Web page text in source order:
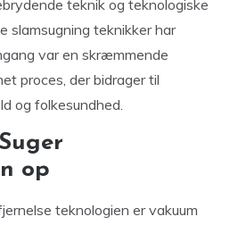
teknik og teknologiske
slamsugning teknikker har
var en skræmmende
proces, der bidrager til
og folkesundhed.
op
teknologien er vakuum